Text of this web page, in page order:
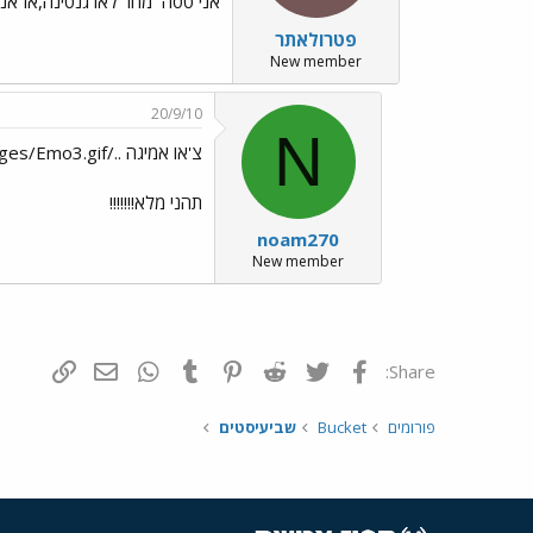
פטרולאתר
New member
N
noam270
New member
20/9/10
צ'או אמיגה ../images/Emo3.gif
תהני מלא!!!!!!!
Share: פייסבוק Twitter
Reddit
Pinterest
Tumblr
WhatsAppדואר אלקטרוני
פורומים Bucket שביעיסטים